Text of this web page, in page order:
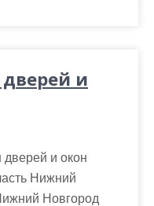
и
и окон
Нижний
Новгород